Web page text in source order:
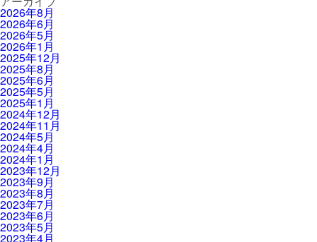
2026年8月
2026年6月
2026年5月
2026年1月
2025年12月
2025年8月
2025年6月
2025年5月
2025年1月
2024年12月
2024年11月
2024年5月
2024年4月
2024年1月
2023年12月
2023年9月
2023年8月
2023年7月
2023年6月
2023年5月
2023年4月